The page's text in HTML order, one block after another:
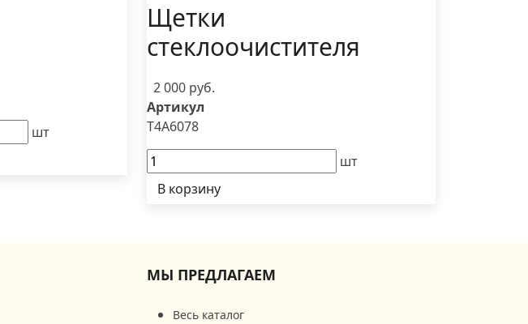
шт
Щетки
стеклоочистителя
2 000 руб.
Артикул
T4A6078
шт
В корзину
МЫ ПРЕДЛАГАЕМ
Весь каталог